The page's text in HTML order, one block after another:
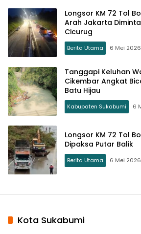
Longsor KM 72 Tol
Arah Jakarta
Cicurug
Berita Utama 6 Mei 2026
Tanggapi Keluhan
Cikembar Angkat
Batu Hijau
Kabupaten Sukabumi 6
Longsor KM 72 Tol
Dipaksa Putar Balik
Berita Utama 6 Mei 2026
Kota Sukabumi